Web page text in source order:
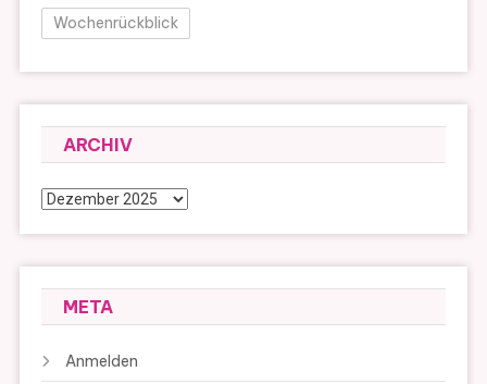
Wochenrückblick
ARCHIV
Archiv
META
Anmelden